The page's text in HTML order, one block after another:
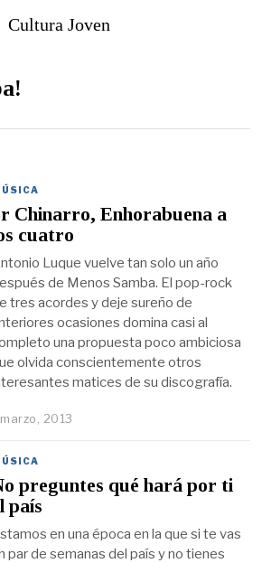
Cultura Joven
Chinarro, Enhorabuena a
cuatro
Luque vuelve tan solo un año
de Menos Samba. El pop-rock
tres acordes y deje sureño de
ocasiones domina casi al
una propuesta poco ambiciosa
olvida conscientemente otros
matices de su discografía.
2013
preguntes qué hará por ti
país
en una época en la que si te vas
par de semanas del país y no tienes